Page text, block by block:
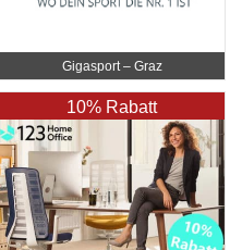
Gigasport – Graz
10% Rabatt